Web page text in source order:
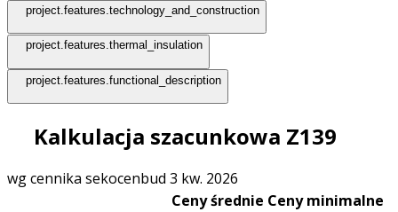
project.features.technology_and_construction
project.features.thermal_insulation
project.features.functional_description
Kalkulacja szacunkowa Z139
wg cennika sekocenbud 3 kw. 2026
Ceny średnie Ceny minimalne